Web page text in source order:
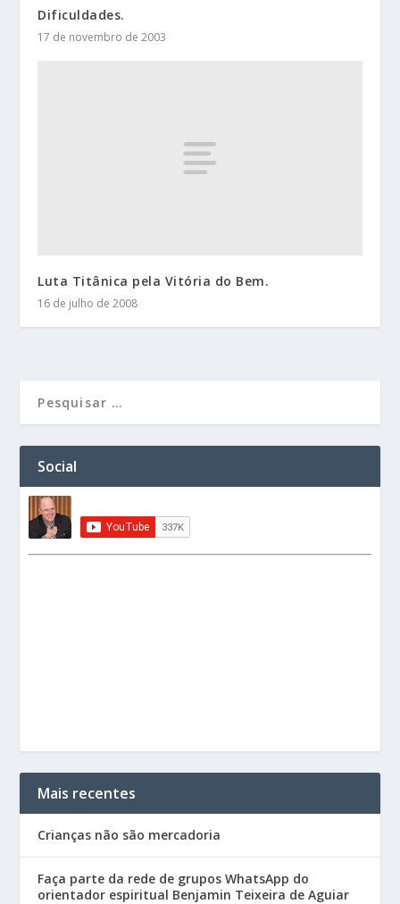
Dificuldades.
17 de novembro de 2003
Luta Titânica pela Vitória do Bem.
16 de julho de 2008
Social
Mais recentes
Crianças não são mercadoria
Faça parte da rede de grupos WhatsApp do
orientador espiritual Benjamin Teixeira de Aguiar